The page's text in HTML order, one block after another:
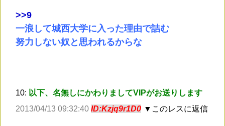
>>9
一浪して城西大学に入った理由で詰む
努力しない奴と思われるからな
10: 以下、名無しにかわりましてVIPがお送りします
2013/04/13 09:32:40 ID:Kzjq9r1D0 ▼このレスに返信